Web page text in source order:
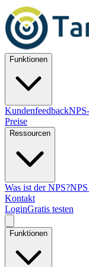
Funktionen
Kundenfeedback
Preise
Ressourcen
Was ist der NPS?
Kontakt
LoginGratis testen
Funktionen